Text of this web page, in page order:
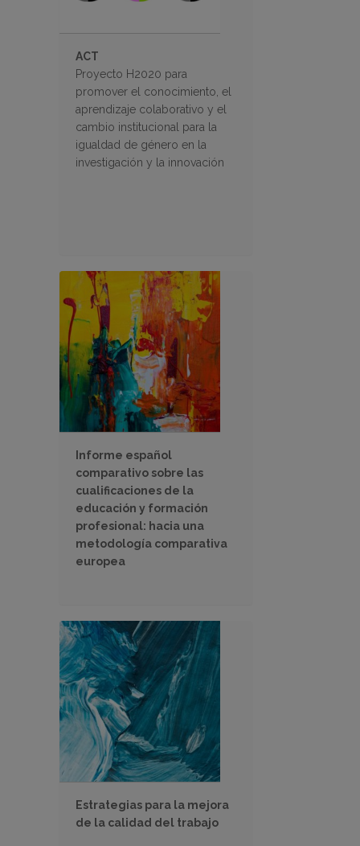
ACT
Proyecto H2020 para
promover el conocimiento, el
aprendizaje colaborativo y el
cambio institucional para la
igualdad de género en la
investigación y la innovación
Informe español
comparativo sobre las
cualificaciones de la
educación y formación
profesional: hacia una
metodología comparativa
europea
Estrategias para la mejora
de la calidad del trabajo